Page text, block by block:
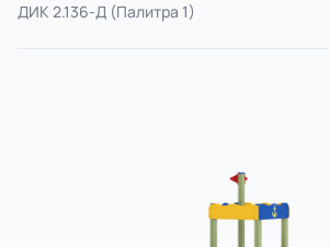
Благоустройство территорий
Комплексы для лазания
ДИК 2.136-Д (Палитра 1)